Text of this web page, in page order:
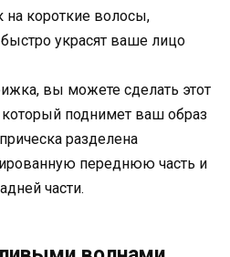
вы можете сделать этот
поднимет ваш образ
разделена
переднюю часть и
части.